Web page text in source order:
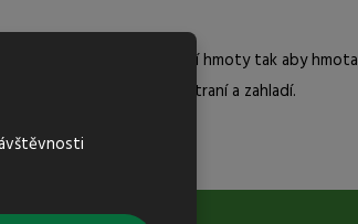
pomocí vyrovnávací hmoty tak aby
hmota se následně odstraní a zahladí.